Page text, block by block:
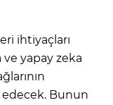
ihtiyaçları
yapay zeka
edecek. Bunun